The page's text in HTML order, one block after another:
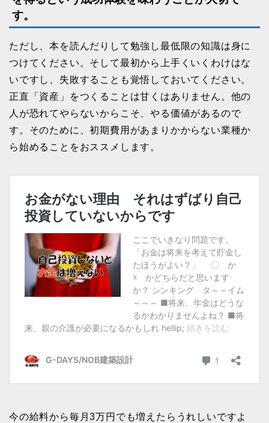
す。
ただし、本を読んだりして勉強し最低限の知識は身に
つけてください。そして最初から上手くいくわけはな
いですし、失敗することも覚悟しておいてください。
正直「資産」をつくることは甘くはありません。他の
人が恐れてやらないからこそ、やる価値があるので
す。そのために、初期費用があまりかからない業種か
ら始めることをおススメします。
今の給料から毎月3万円でも増えたらうれしいですよ